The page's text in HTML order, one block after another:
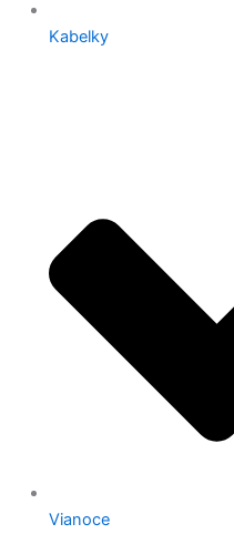
Kabelky
Vianoce